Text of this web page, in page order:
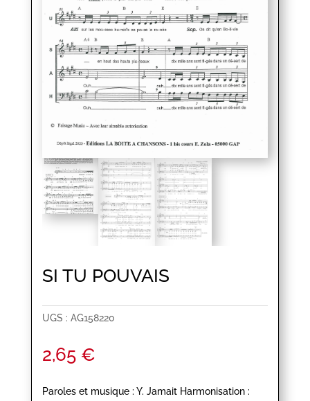
SI TU POUVAIS
UGS : AG158220
2,65 €
Paroles et musique : Y. Jamait Harmonisation :